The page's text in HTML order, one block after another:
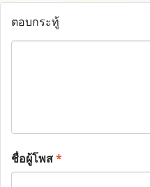
ตอบกระทู้
ชื่อผู้โพส*